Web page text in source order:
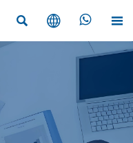
   